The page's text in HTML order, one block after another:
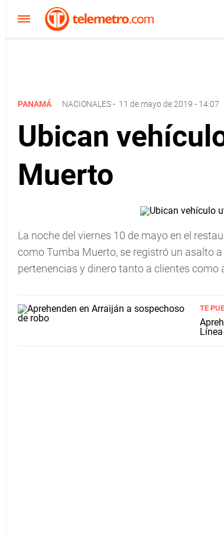
PANAMÁ NACIONALES- 11 de mayo de 2019 - 14:07
Ubican
Muerto
La noche del viernes 10 de mayo en el
como Tumba Muerto, se registró un asalto
pertenencias y dinero tanto a clientes como
TE